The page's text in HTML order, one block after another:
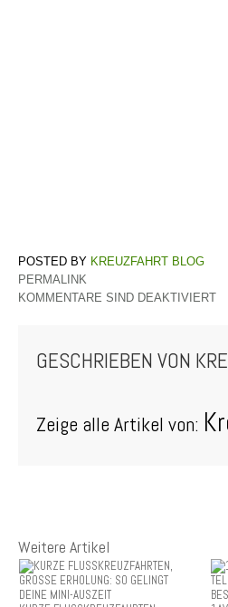
KREUZFAHRT BLOG
PERMALINK
KOMMENTARE SIND DEAKTIVIERT
GESCHRIEBEN VON
Zeige alle Artikel von:
Weitere Artikel